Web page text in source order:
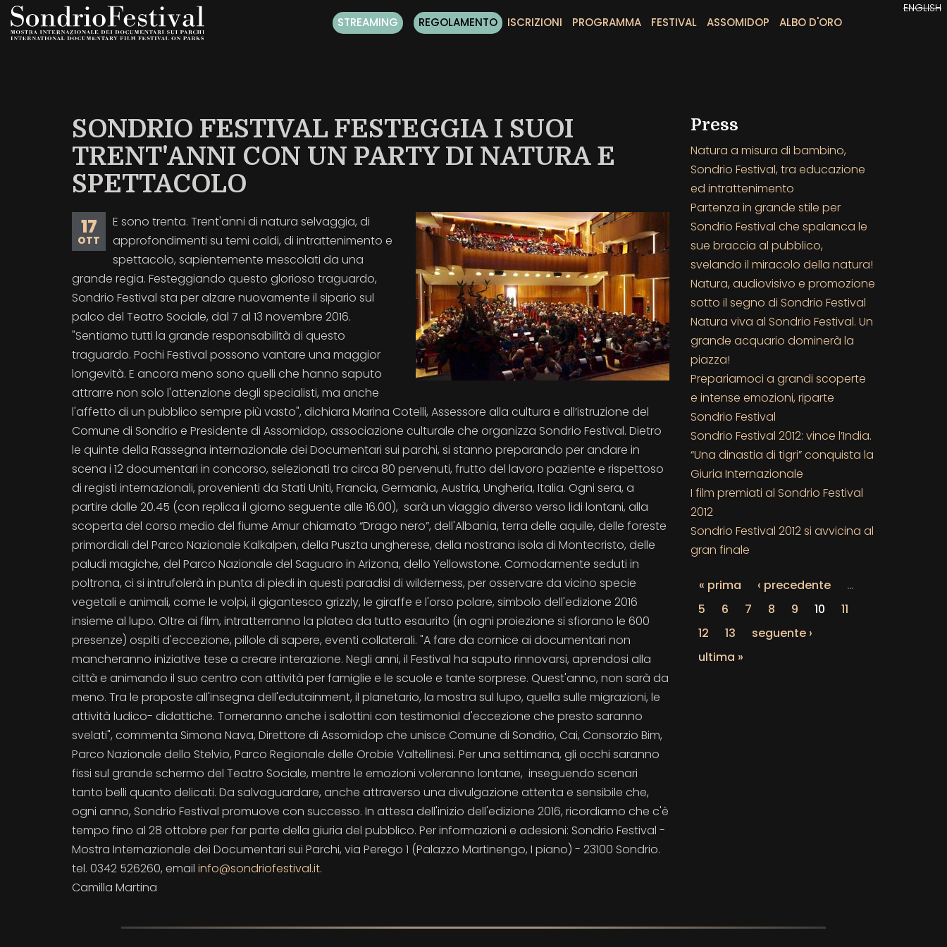
Salta
STREAMING REGOLAMENTO ISCRIZIONI PROGRAMMA FESTIVAL ASSOMIDOP ALBO D'ORO
ENGLISH
SONDRIO FESTIVAL FESTEGGIA I SUOI
TRENT'ANNI CON UN PARTY DI NATURA E
SPETTACOLO
17
OTT
E sono trenta. Trent'anni di natura selvaggia, di
approfondimenti su temi caldi, di intrattenimento e
spettacolo, sapientemente mescolati da una
grande regia. Festeggiando questo glorioso traguardo,
Sondrio Festival sta per alzare nuovamente il sipario sul
palco del Teatro Sociale, dal 7 al 13 novembre 2016.
"Sentiamo tutti la grande responsabilità di questo
traguardo. Pochi Festival possono vantare una maggior
longevità. E ancora meno sono quelli che hanno saputo
attrarre non solo l'attenzione degli specialisti, ma anche
l'affetto di un pubblico sempre più vasto", dichiara Marina Cotelli, Assessore alla cultura e all’istruzione del
Comune di Sondrio e Presidente di Assomidop, associazione culturale che organizza Sondrio Festival. Dietro
le quinte della Rassegna internazionale dei Documentari sui parchi, si stanno preparando per andare in
scena i 12 documentari in concorso, selezionati tra circa 80 pervenuti, frutto del lavoro paziente e rispettoso
di registi internazionali, provenienti da Stati Uniti, Francia, Germania, Austria, Ungheria, Italia. Ogni sera, a
partire dalle 20.45 (con replica il giorno seguente alle 16.00), sarà un viaggio diverso verso lidi lontani, alla
scoperta del corso medio del fiume Amur chiamato “Drago nero”, dell'Albania, terra delle aquile, delle foreste
primordiali del Parco Nazionale Kalkalpen, della Puszta ungherese, della nostrana isola di Montecristo, delle
paludi magiche, del Parco Nazionale del Saguaro in Arizona, dello Yellowstone. Comodamente seduti in
poltrona, ci si intrufolerà in punta di piedi in questi paradisi di wilderness, per osservare da vicino specie
vegetali e animali, come le volpi, il gigantesco grizzly, le giraffe e l'orso polare, simbolo dell'edizione 2016
insieme al lupo. Oltre ai film, intratterranno la platea da tutto esaurito (in ogni proiezione si sfiorano le 600
presenze) ospiti d'eccezione, pillole di sapere, eventi collaterali. "A fare da cornice ai documentari non
mancheranno iniziative tese a creare interazione. Negli anni, il Festival ha saputo rinnovarsi, aprendosi alla
città e animando il suo centro con attività per famiglie e le scuole e tante sorprese. Quest'anno, non sarà da
meno. Tra le proposte all'insegna dell'edutainment, il planetario, la mostra sul lupo, quella sulle migrazioni, le
attività ludico- didattiche. Torneranno anche i salottini con testimonial d'eccezione che presto saranno
svelati", commenta Simona Nava, Direttore di Assomidop che unisce Comune di Sondrio, Cai, Consorzio Bim,
Parco Nazionale dello Stelvio, Parco Regionale delle Orobie Valtellinesi. Per una settimana, gli occhi saranno
fissi sul grande schermo del Teatro Sociale, mentre le emozioni voleranno lontane, inseguendo scenari
tanto belli quanto delicati. Da salvaguardare, anche attraverso una divulgazione attenta e sensibile che,
ogni anno, Sondrio Festival promuove con successo. In attesa dell'inizio dell'edizione 2016, ricordiamo che c'è
tempo fino al 28 ottobre per far parte della giuria del pubblico. Per informazioni e adesioni: Sondrio Festival -
Mostra Internazionale dei Documentari sui Parchi, via Perego 1 (Palazzo Martinengo, I piano) - 23100 Sondrio.
tel. 0342 526260, email info@sondriofestival.it.
Camilla Martina
Press
Natura a misura di bambino,
Sondrio Festival, tra educazione
ed intrattenimento
Partenza in grande stile per
Sondrio Festival che spalanca le
sue braccia al pubblico,
svelando il miracolo della natura!
Natura, audiovisivo e promozione
sotto il segno di Sondrio Festival
Natura viva al Sondrio Festival. Un
grande acquario dominerà la
piazza!
Prepariamoci a grandi scoperte
e intense emozioni, riparte
Sondrio Festival
Sondrio Festival 2012: vince l’India.
“Una dinastia di tigri” conquista la
Giuria Internazionale
I film premiati al Sondrio Festival
2012
Sondrio Festival 2012 si avvicina al
gran finale
« prima ‹ precedente
…
5
6 7 8 9 10
11
12
13
seguente ›
ultima »